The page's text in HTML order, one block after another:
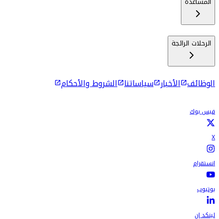
الرحلات الرائجة
الوظائف الأخبار سياساتنا الشروط والأحكام
فيس بوك
X
انستقرام
يوتيوب
لينكد إن